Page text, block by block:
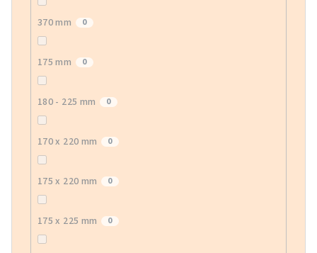
370 mm 0
175 mm 0
180 - 225 mm 0
170 x 220 mm 0
175 x 220 mm 0
175 x 225 mm 0